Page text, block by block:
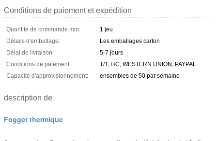
Conditions de paiement et expédition
Quantité de commande min:
1 jeu
Détails d'emballage:
Les emballages carton
Délai de livraison:
5-7 jours
Conditions de paiement:
T/T, L/C, WESTERN UNION, PAYPAL
Capacité d'approvisionnement:
ensembles de 50 par semaine
description de
Fogger thermique